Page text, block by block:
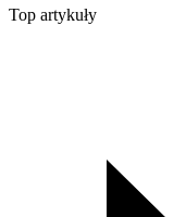
Top artykuły